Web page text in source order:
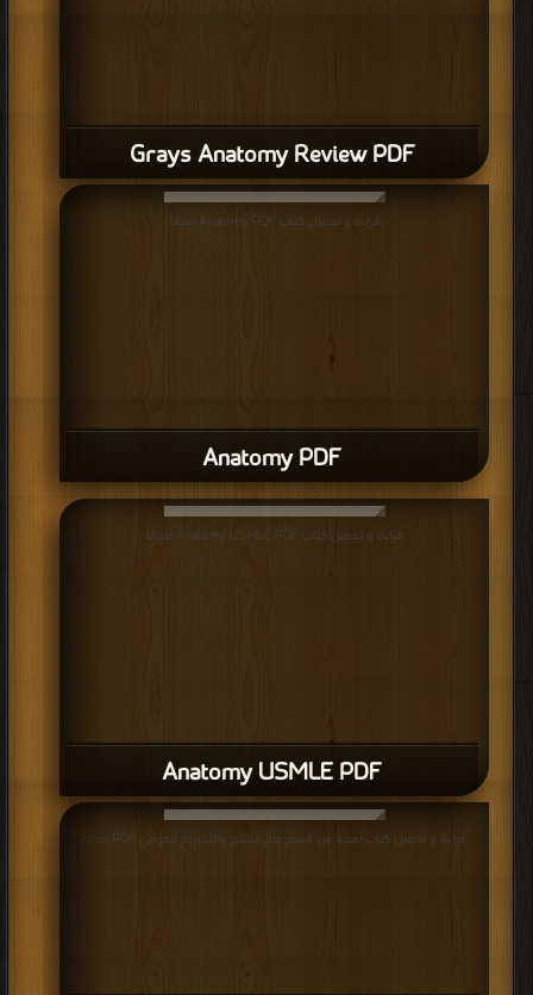
Grays Anatomy Review PDF
Anatomy PDF
قراءة و تحميل كتاب Anatomy PDF مجانا
Anatomy USMLE PDF
قراءة و تحميل كتاب Anatomy USMLE PDF مجانا
قراءة و تحميل كتاب لمحة عن قسم علم النسج والتشريح المرضي PDF مجانا